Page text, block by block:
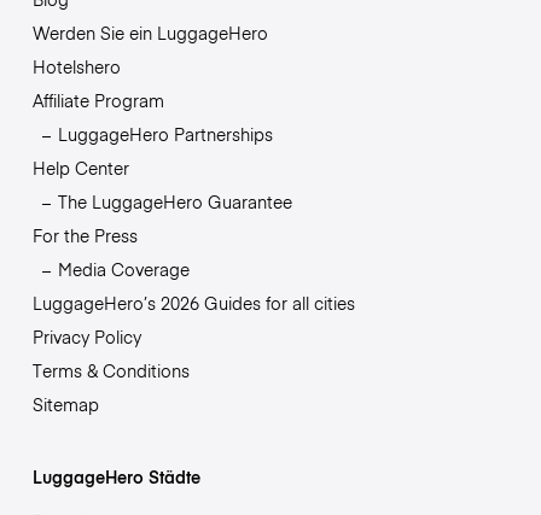
Werden Sie ein LuggageHero
Hotelshero
Affiliate Program
LuggageHero Partnerships
Help Center
The LuggageHero Guarantee
For the Press
Media Coverage
LuggageHero’s 2026 Guides for all cities
Privacy Policy
Terms & Conditions
Sitemap
LuggageHero Städte